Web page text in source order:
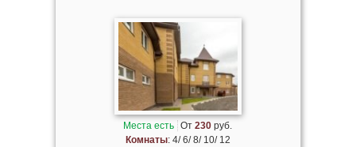
Места есть От230 руб.
Комнаты: 4/ 6/ 8/ 10/ 12